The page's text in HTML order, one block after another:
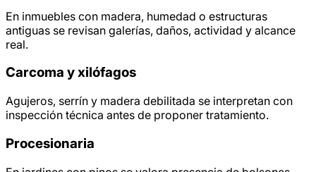
En inmuebles con madera, humedad o estructuras
antiguas se revisan galerías, daños, actividad y alcance
real.
Carcoma y xilófagos
Agujeros, serrín y madera debilitada se interpretan con
inspección técnica antes de proponer tratamiento.
Procesionaria